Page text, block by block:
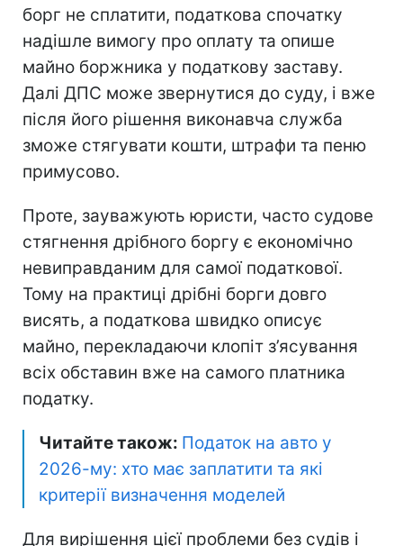
борг не сплатити, податкова спочатку
надішле вимогу про оплату та опише
майно боржника у податкову заставу.
Далі ДПС може звернутися до суду, і вже
після його рішення виконавча служба
зможе стягувати кошти, штрафи та пеню
примусово.
Проте, зауважують юристи, часто судове
стягнення дрібного боргу є економічно
невиправданим для самої податкової.
Тому на практиці дрібні борги довго
висять, а податкова швидко описує
майно, перекладаючи клопіт з’ясування
всіх обставин вже на самого платника
податку.
Читайте також: Податок на авто у
2026-му: хто має заплатити та які
критерії визначення моделей
Для вирішення цієї проблеми без судів і